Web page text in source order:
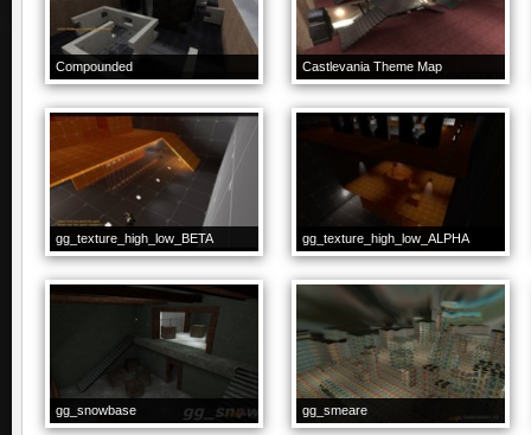
Compounded Castlevania Theme Map
gg_texture_high_low_BETA gg_texture_high_low_ALPHA
gg_snowbase gg_smeare